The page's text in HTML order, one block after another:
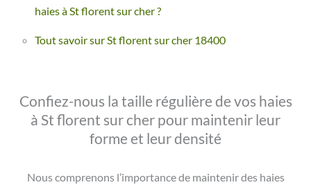
haies à St florent sur cher ?
Tout savoir sur St florent sur cher 18400
Confiez-nous la taille régulière de vos haies
à St florent sur cher pour maintenir leur
forme et leur densité
Nous comprenons l’importance de maintenir des haies